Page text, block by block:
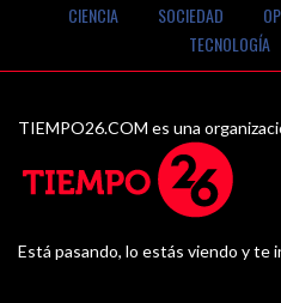
CIENCIA
SOCIEDAD
TECNOLOGÍA
TIEMPO26.COM es una
Está pasando, lo estás viendo y te